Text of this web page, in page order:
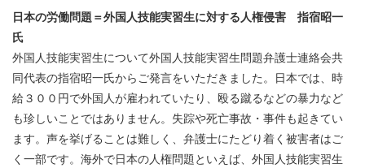
日本の労働問題＝外国人技能実習生に対する人権侵害 指宿昭一
氏
外国人技能実習生について外国人技能実習生問題弁護士連絡会共
同代表の指宿昭一氏からご発言をいただきました。日本では、時
給３００円で外国人が雇われていたり、殴る蹴るなどの暴力など
も珍しいことではありません。失踪や死亡事故・事件も起きてい
ます。声を挙げることは難しく、弁護士にたどり着く被害者はご
く一部です。海外で日本の人権問題といえば、外国人技能実習生